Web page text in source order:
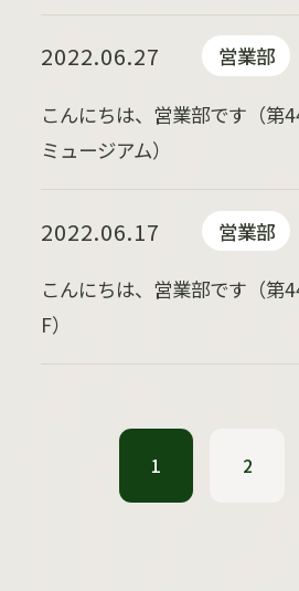
2022.06.27 営業部
こんにちは、営業部です（
ミュージアム）
2022.06.17 営業部
こんにちは、営業部です（
F）
1 2